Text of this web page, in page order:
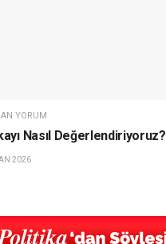
YORUM
Nasıl Değerlendiriyoruz?
2026